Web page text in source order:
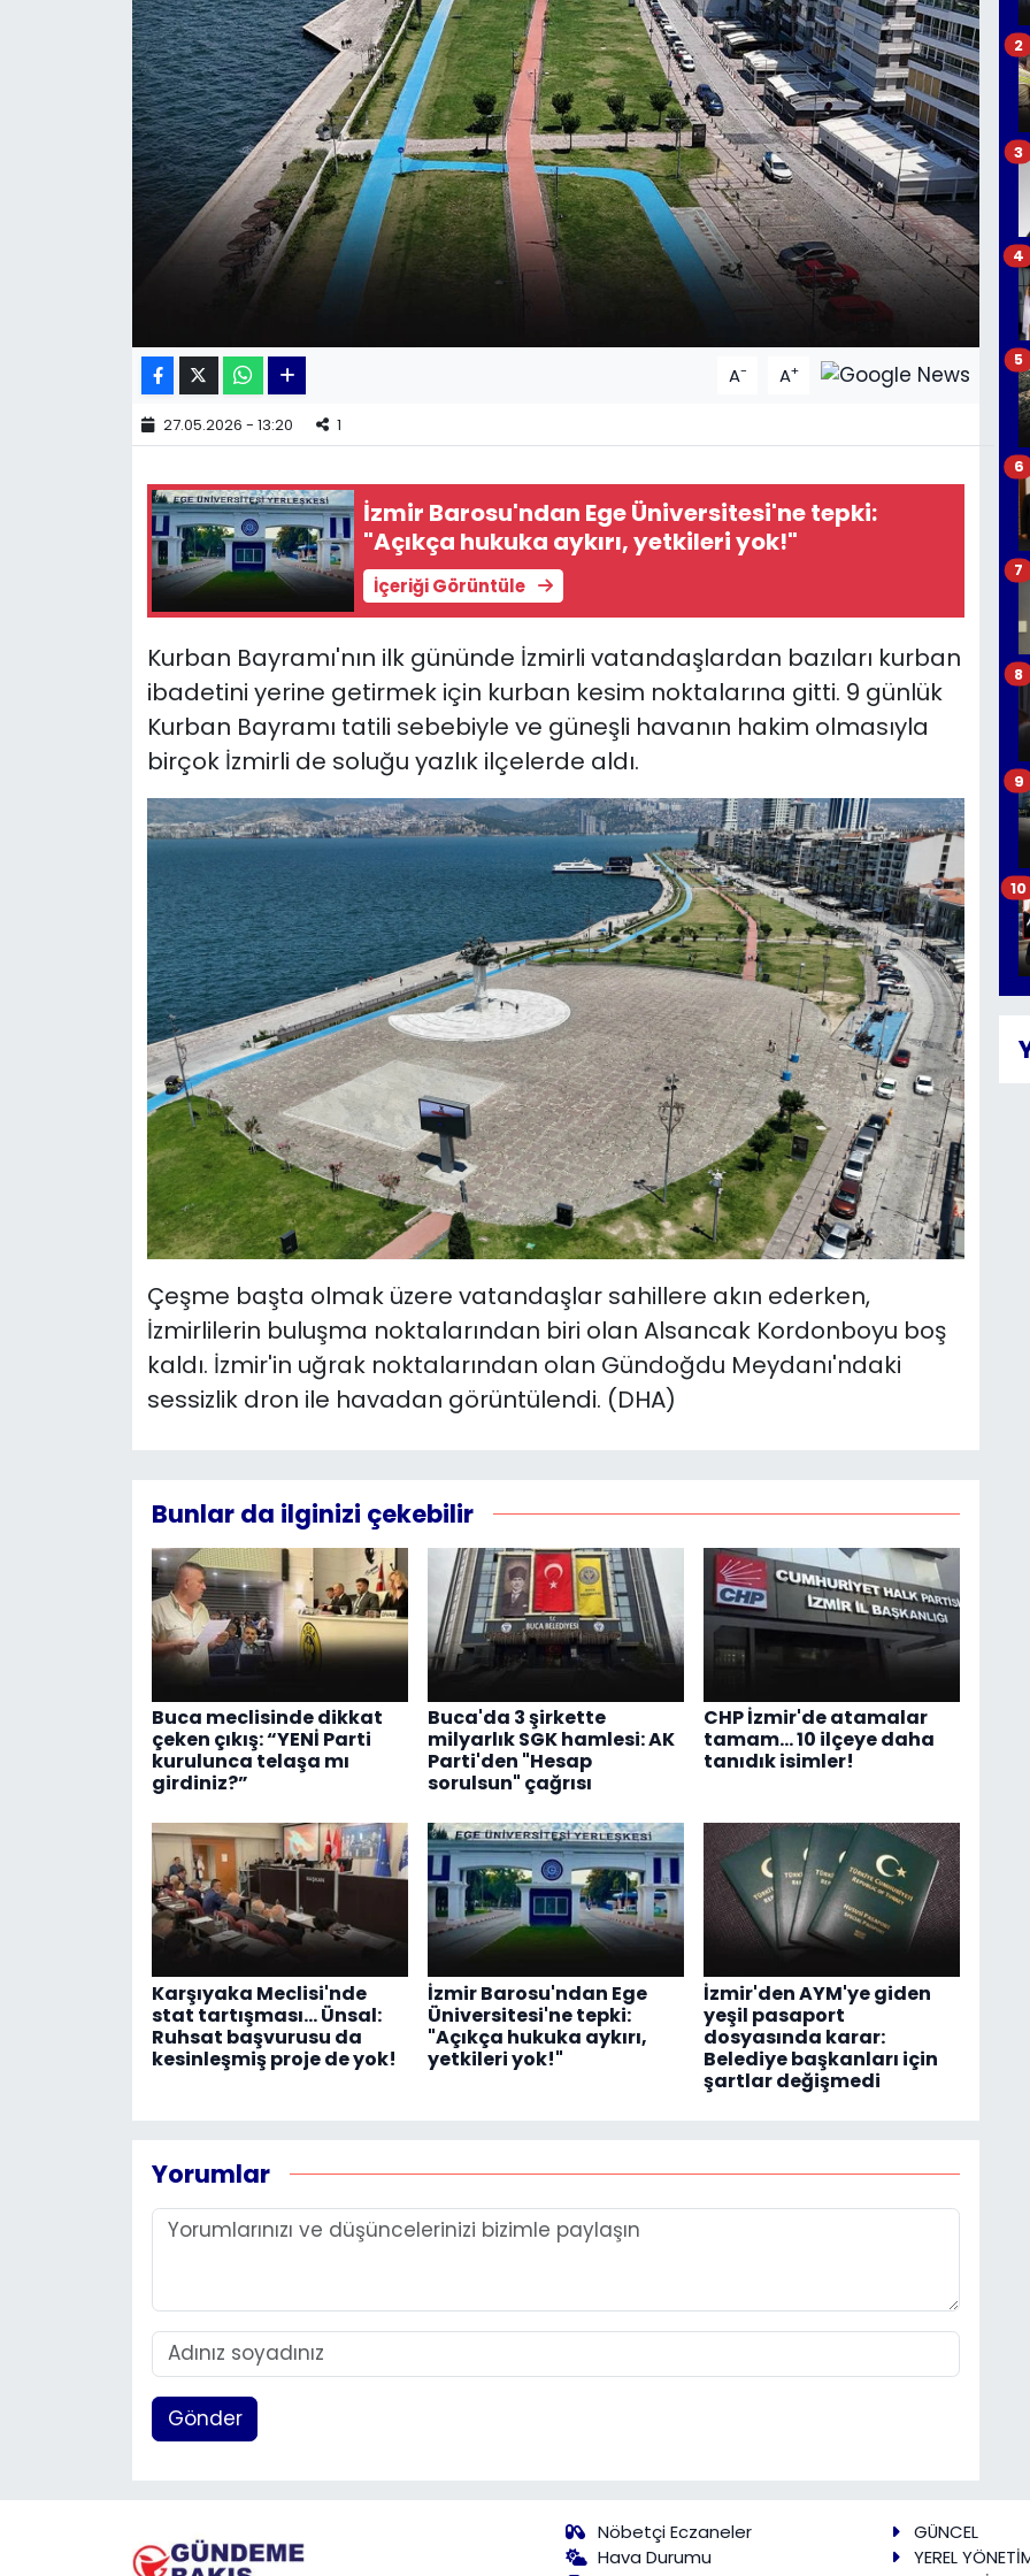
A- A+
27.05.2026 - 13:20 1
İzmir Barosu'ndan Ege Üniversitesi'ne tepki:
"Açıkça hukuka aykırı, yetkileri yok!"
İçeriği Görüntüle
Kurban Bayramı'nın ilk gününde İzmirli vatandaşlardan bazıları kurban
ibadetini yerine getirmek için kurban kesim noktalarına gitti. 9 günlük
Kurban Bayramı tatili sebebiyle ve güneşli havanın hakim olmasıyla
birçok İzmirli de soluğu yazlık ilçelerde aldı.
Çeşme başta olmak üzere vatandaşlar sahillere akın ederken,
İzmirlilerin buluşma noktalarından biri olan Alsancak Kordonboyu boş
kaldı. İzmir'in uğrak noktalarından olan Gündoğdu Meydanı'ndaki
sessizlik dron ile havadan görüntülendi. (DHA)
Bunlar da ilginizi çekebilir
Buca meclisinde dikkat
çeken çıkış: “YENİ Parti
kurulunca telaşa mı
girdiniz?”
Buca'da 3 şirkette
milyarlık SGK hamlesi: AK
Parti'den "Hesap
sorulsun" çağrısı
CHP İzmir'de atamalar
tamam... 10 ilçeye daha
tanıdık isimler!
Karşıyaka Meclisi'nde
stat tartışması... Ünsal:
Ruhsat başvurusu da
kesinleşmiş proje de yok!
İzmir Barosu'ndan Ege
Üniversitesi'ne tepki:
"Açıkça hukuka aykırı,
yetkileri yok!"
İzmir'den AYM'ye giden
yeşil pasaport
dosyasında karar:
Belediye başkanları için
şartlar değişmedi
Yorumlar
Gönder
2
3
4
5
6
7
8
9
10
Nöbetçi Eczaneler
Hava Durumu
GÜNCEL
YEREL
KÜLTÜR SANAT
MAGAZİN
POLİTİKA
TEKNOLOJİ
Yaşam
YEREL POLİTİKA
YEREL YÖNETİMLER